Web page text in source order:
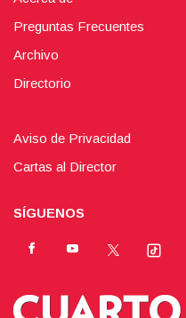
Preguntas Frecuentes
Archivo
Directorio
Aviso de Privacidad
Cartas al Director
SÍGUENOS